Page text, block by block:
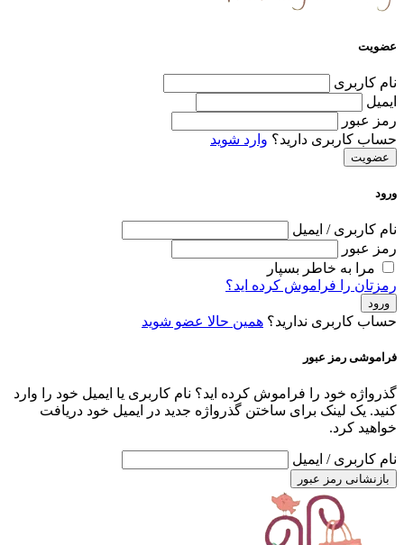
عضویت
نام کاربری
ایمیل
رمز عبور
حساب کاربری دارید؟ وارد شوید
عضویت
ورود
نام کاربری / ایمیل
رمز عبور
مرا به خاطر بسپار
رمزتان را فراموش کرده اید؟
ورود
حساب کاربری ندارید؟ همین حالا عضو شوید
فراموشی رمز عبور
گذرواژه خود را فراموش کرده اید؟ نام کاربری یا ایمیل خود را وارد
کنید. یک لینک برای ساختن گذرواژه جدید در ایمیل خود دریافت
خواهید کرد.
نام کاربری / ایمیل
بازنشانی رمز عبور